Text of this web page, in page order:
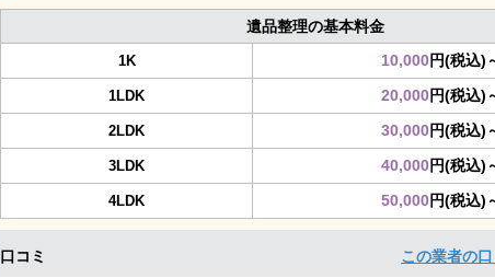
遺品整理の基本料金
1K 10,000円(税込)
1LDK 20,000円(税込)
2LDK 30,000円(税込)
3LDK 40,000円(税込)
4LDK 50,000円(税込)
口コミ この業者の